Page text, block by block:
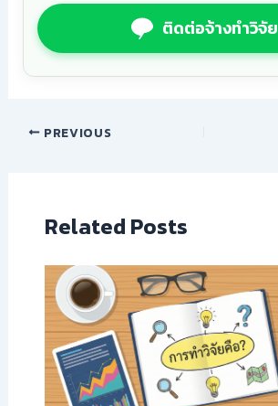
ติดต่อจ้างทำวิจัย
PREVIOUS
Related Posts